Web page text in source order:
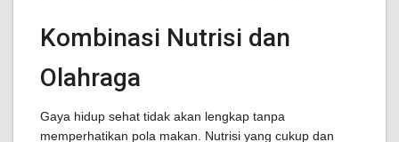
Kombinasi Nutrisi dan
Olahraga
Gaya hidup sehat tidak akan lengkap tanpa
memperhatikan pola makan. Nutrisi yang cukup dan